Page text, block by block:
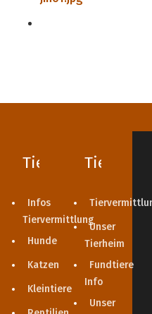
Tiervermittlung
Infos
Tiervermittlung
Hunde
Katzen
Kleintiere
Tierheim
Unser
Tierheim
Fundtiere
Info
Unser